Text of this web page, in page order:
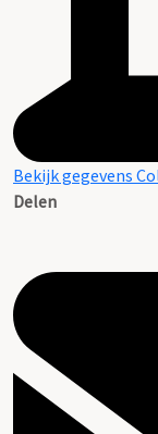
Bekijk gegevens
Delen